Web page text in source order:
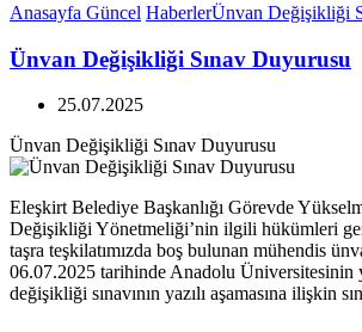
Anasayfa Güncel HaberlerÜnvan Değişikliği
Ünvan Değişikliği Sınav Duyurusu
25.07.2025
Ünvan Değişikliği Sınav Duyurusu
Eleşkirt Belediye Başkanlığı Görevde
Değişikliği Yönetmeliği’nin ilgili hükümleri
taşra teşkilatımızda boş bulunan mühendis
06.07.2025 tarihinde Anadolu Üniversitesinin
değişikliği sınavının yazılı aşamasına ilişkin